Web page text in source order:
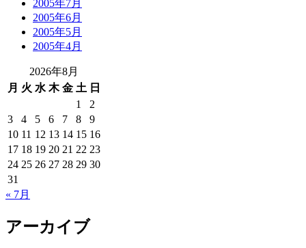
2005年7月
2005年6月
2005年5月
2005年4月
2026年8月
月 火 水 木 金 土 日
1
2
3
4 5 6 7 8
9
10 11 12 13 14 15 16
17 18 19 20 21 22 23
24 25 26 27 28 29 30
31
« 7月
アーカイブ